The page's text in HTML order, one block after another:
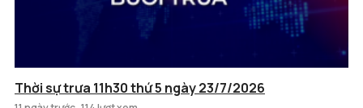
Thời sự trưa 11h30 thứ 5 ngày 23/7/2026